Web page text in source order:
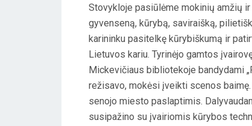
Stovykloje pasiūlėme mokinių amžių
gyvenseną, kūrybą, saviraišką,
karininku pasitelkę kūrybiškumą ir
Lietuvos kariu. Tyrinėjo gamtos
Mickevičiaus bibliotekoje bandydami
režisavo, mokėsi įveikti scenos
senojo miesto paslaptimis.
susipažino su įvairiomis kūrybos